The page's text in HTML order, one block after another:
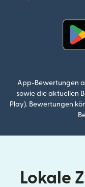
App-Bewertungen
sowie die aktuellen
Play). Bewertungen
Lokale